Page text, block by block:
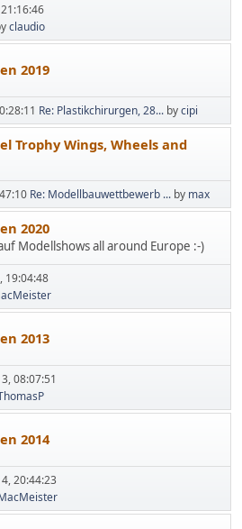
claudio
2019
Re: Plastikchirurgen, 28... bycipi
Trophy Wings, Wheels and
Re: Modellbauwettbewerb ... by max
2020
Modellshows all around Europe :-)
19:04:48
2013
08:07:51
2014
20:44:23